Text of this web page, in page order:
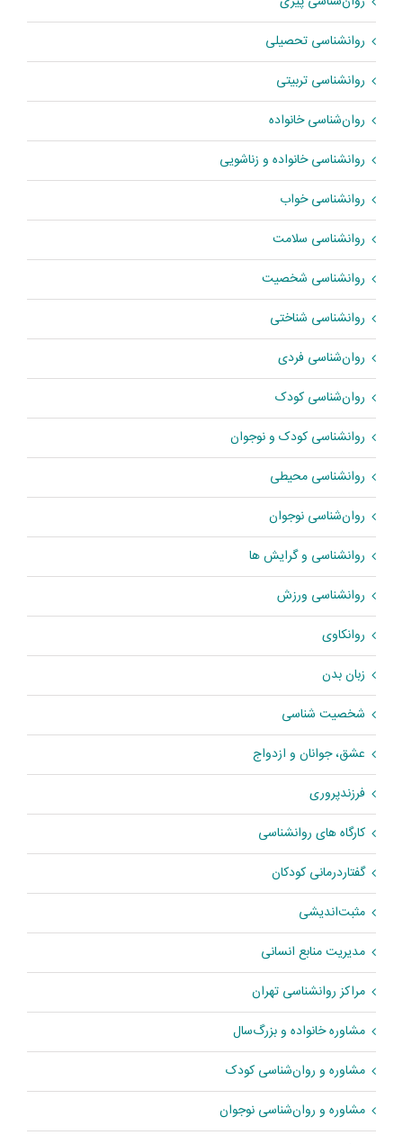
روانشناسی تحصیلی
روانشناسی تربیتی
روان‌شناسی خانواده
روانشناسی خانواده و زناشویی
روانشناسی خواب
روانشناسی سلامت
روانشناسی شخصیت
روانشناسی شناختی
روان‌شناسی فردی
روان‌شناسی کودک
روانشناسی کودک و نوجوان
روانشناسی محیطی
روان‌شناسی نوجوان
روانشناسی و گرایش ها
روانشناسی ورزش
روانکاوی
زبان بدن
شخصیت شناسی
عشق، جوانان و ازدواج
فرزندپروری
کارگاه های روانشناسی
گفتاردرمانی کودکان
مثبت‌اندیشی
مدیریت منابع انسانی
مراکز روانشناسی تهران
مشاوره خانواده و بزرگ‌سال
مشاوره و روان‌شناسی کودک
مشاوره و روان‌شناسی نوجوان